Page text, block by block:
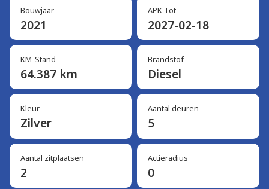
Bouwjaar
2021
APK Tot
2027-02-18
KM-Stand
64.387 km
Brandstof
Diesel
Kleur
Zilver
Aantal deuren
5
Aantal zitplaatsen
2
Actieradius
0